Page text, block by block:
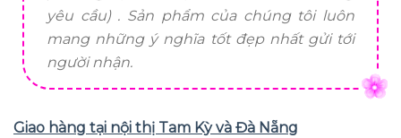
yêu cầu) . Sản phẩm của chúng tôi luôn
mang những ý nghĩa tốt đẹp nhất gửi tới
người nhận.
Giao hàng tại nội thị Tam Kỳ và Đà Nẵng